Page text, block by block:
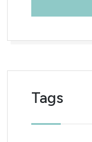
Tags